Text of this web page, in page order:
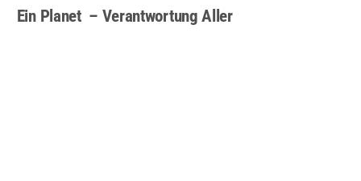
Ein Planet – Verantwortung Aller